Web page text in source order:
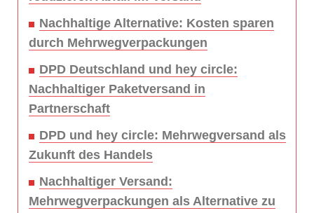
Nachhaltige Alternative: Kosten sparen
durch Mehrwegverpackungen
DPD Deutschland und hey circle:
Nachhaltiger Paketversand in
Partnerschaft
DPD und hey circle: Mehrwegversand als
Zukunft des Handels
Nachhaltiger Versand:
Mehrwegverpackungen als Alternative zu